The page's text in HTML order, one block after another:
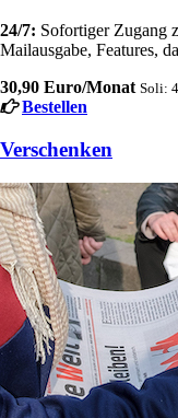
24/7: Sofortiger Zugang
Mailausgabe, Features,
30,90 Euro/Monat Soli:
Bestellen
Verschenken